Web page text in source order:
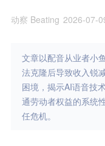
动察 Beating 2026-07-
文章以配音从业者小
法克隆后导致收入锐
困境，揭示AI语音技
通劳动者权益的系统
任危机。